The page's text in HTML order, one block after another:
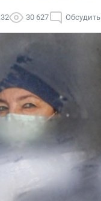
30 627 Обсудить